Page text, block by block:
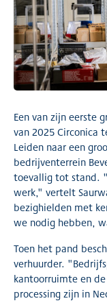
Een van zijn eerste
van 2025 Circonica
Leiden naar een
bedrijventerrein
toevallig tot stand.
werk," vertelt
bezighielden met
we nodig hebben,
Toen het pand
verhuurder.
kantoorruimte en
processing zijn in